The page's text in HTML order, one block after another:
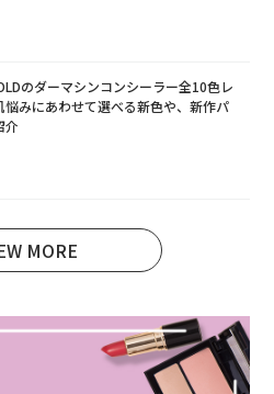
のダーマシンコンシーラー全10色レ
悩みにあわせて選べる新色や、新作パ
介
MORE